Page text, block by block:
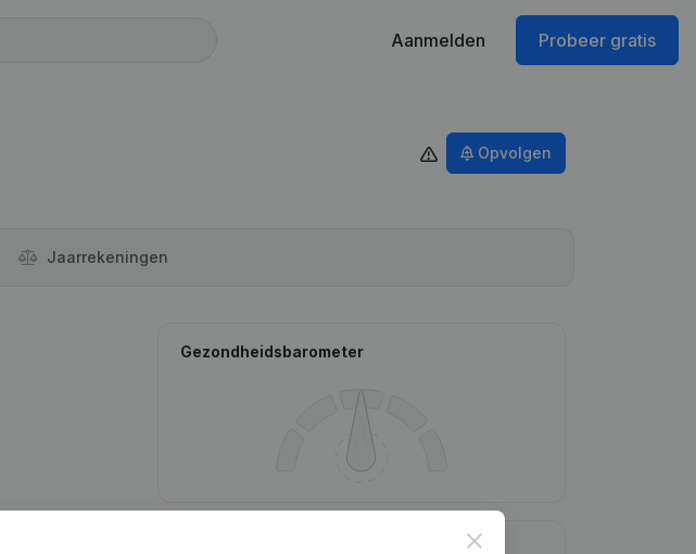
Aanmelden Probeer gratis
Opvolgen
Jaar­rekeningen
Gezondheidsbarometer
Close